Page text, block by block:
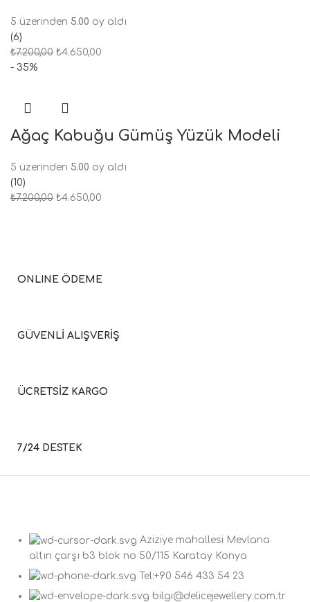
5 üzerinden 5.00 oy aldı
(6)
₺7.200,00 ₺4.650,00
- 35%
Ağaç Kabuğu Gümüş Yüzük Modeli
5 üzerinden 5.00 oy aldı
(10)
₺7.200,00 ₺4.650,00
ONLINE ÖDEME
GÜVENLİ ALIŞVERİŞ
ÜCRETSİZ KARGO
7/24 DESTEK
Aziziye mahallesi Mevlana
altın çarşı b3 blok no 50/115 Karatay Konya
Tel:+90 546 433 54 23
bilgi@delicejewellery.com.tr